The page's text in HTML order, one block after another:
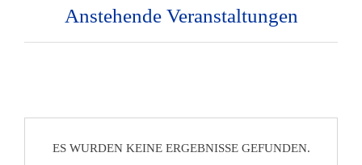
Anstehende Veranstaltungen
ES WURDEN KEINE ERGEBNISSE GEFUNDEN.